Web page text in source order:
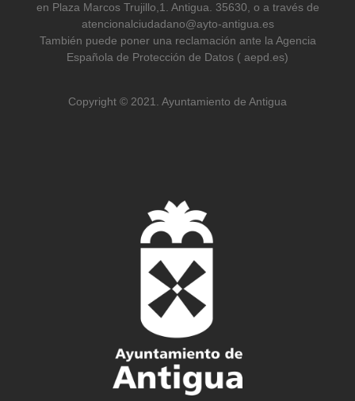
en Plaza Marcos Trujillo,1. Antigua. 35630, o a través de
atencionalciudadano@ayto-antigua.es
También puede poner una reclamación ante la Agencia
Española de Protección de Datos ( aepd.es)
Copyright © 2021. Ayuntamiento de Antigua